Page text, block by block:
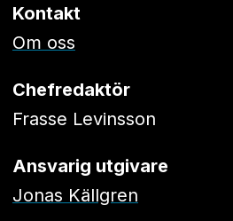
Kontakt
Om oss
Chefredaktör
Frasse Levinsson
Ansvarig utgivare
Jonas Källgren